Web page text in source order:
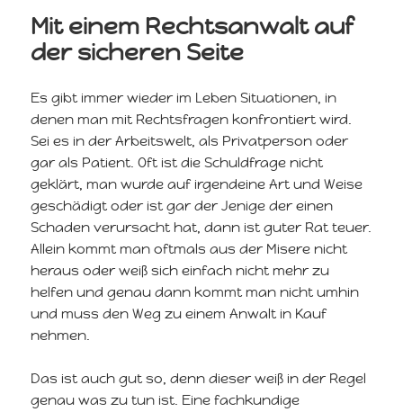
Mit einem Rechtsanwalt auf
der sicheren Seite
Es gibt immer wieder im Leben Situationen, in
denen man mit Rechtsfragen konfrontiert wird.
Sei es in der Arbeitswelt, als Privatperson oder
gar als Patient. Oft ist die Schuldfrage nicht
geklärt, man wurde auf irgendeine Art und Weise
geschädigt oder ist gar der Jenige der einen
Schaden verursacht hat, dann ist guter Rat teuer.
Allein kommt man oftmals aus der Misere nicht
heraus oder weiß sich einfach nicht mehr zu
helfen und genau dann kommt man nicht umhin
und muss den Weg zu einem Anwalt in Kauf
nehmen.
Das ist auch gut so, denn dieser weiß in der Regel
genau was zu tun ist. Eine fachkundige